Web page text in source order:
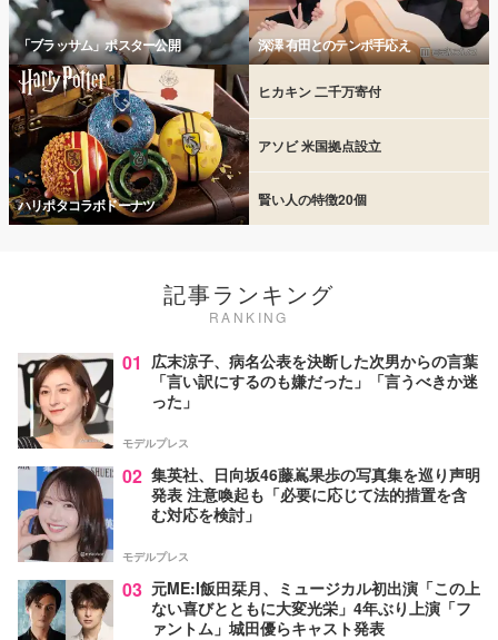
「ブラッサム」ポスター公開 深澤 有田とのテンポ手応え
ハリポタコラボドーナツ
ヒカキン 二千万寄付
アソビ 米国拠点設立
賢い人の特徴20個
記事ランキング
RANKING
01 広末涼子、病名公表を決断した次男からの言葉
「言い訳にするのも嫌だった」「言うべきか迷
った」
モデルプレス
02 集英社、日向坂46藤嶌果歩の写真集を巡り声明
発表 注意喚起も「必要に応じて法的措置を含
む対応を検討」
モデルプレス
03 元ME:I飯田栞月、ミュージカル初出演「この上
ない喜びとともに大変光栄」4年ぶり上演「フ
ァントム」城田優らキャスト発表